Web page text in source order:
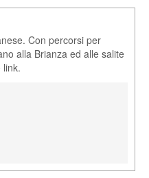
Con percorsi per
alla Brianza ed alle salite
link.